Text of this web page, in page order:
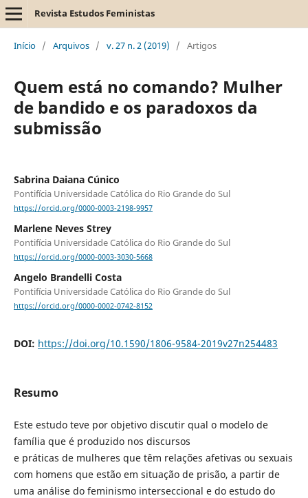
Revista Estudos Feministas
Início / Arquivos / v. 27 n. 2 (2019) / Artigos
Quem está no comando? Mulher
de bandido e os paradoxos da
submissão
Sabrina Daiana Cúnico
Pontifícia Universidade Católica do Rio Grande do Sul
https://orcid.org/0000-0003-2198-9957
Marlene Neves Strey
Pontifícia Universidade Católica do Rio Grande do Sul
https://orcid.org/0000-0003-3030-5668
Angelo Brandelli Costa
Pontifícia Universidade Católica do Rio Grande do Sul
https://orcid.org/0000-0002-0742-8152
DOI: https://doi.org/10.1590/1806-9584-2019v27n254483
Resumo
Este estudo teve por objetivo discutir qual o modelo de
família que é produzido nos discursos
e práticas de mulheres que têm relações afetivas ou sexuais
com homens que estão em situação de prisão, a partir de
uma análise do feminismo interseccional e do estudo do